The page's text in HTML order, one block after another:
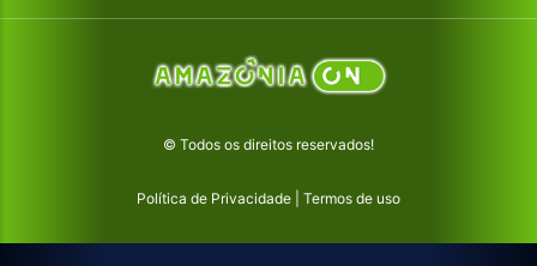
© Todos os direitos reservados!
Política de Privacidade Termos de uso